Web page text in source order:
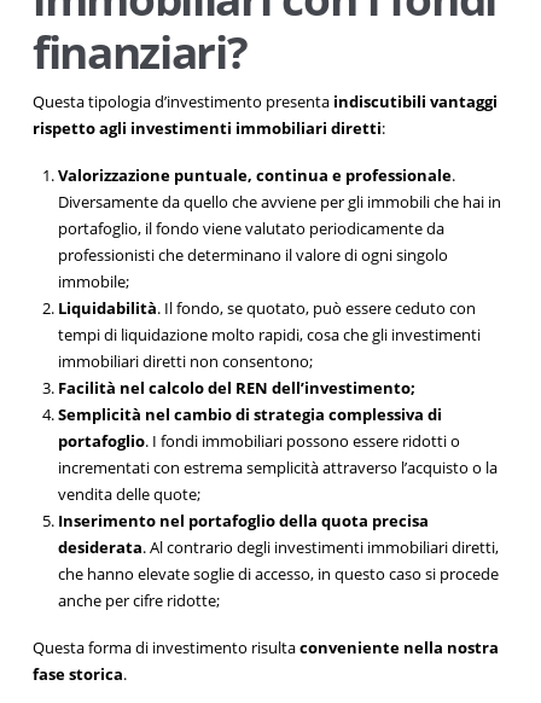
finanziari?
Questa tipologia d’investimento presenta indiscutibili vantaggi
rispetto agli investimenti immobiliari diretti:
Valorizzazione puntuale, continua e professionale.
Diversamente da quello che avviene per gli immobili che hai in
portafoglio, il fondo viene valutato periodicamente da
professionisti che determinano il valore di ogni singolo
immobile;
Liquidabilità. Il fondo, se quotato, può essere ceduto con
tempi di liquidazione molto rapidi, cosa che gli investimenti
immobiliari diretti non consentono;
Facilità nel calcolo del REN dell’investimento;
Semplicità nel cambio di strategia complessiva di
portafoglio. I fondi immobiliari possono essere ridotti o
incrementati con estrema semplicità attraverso l’acquisto o la
vendita delle quote;
Inserimento nel portafoglio della quota precisa
desiderata. Al contrario degli investimenti immobiliari diretti,
che hanno elevate soglie di accesso, in questo caso si procede
anche per cifre ridotte;
Questa forma di investimento risultaconveniente nella nostra
fase storica.